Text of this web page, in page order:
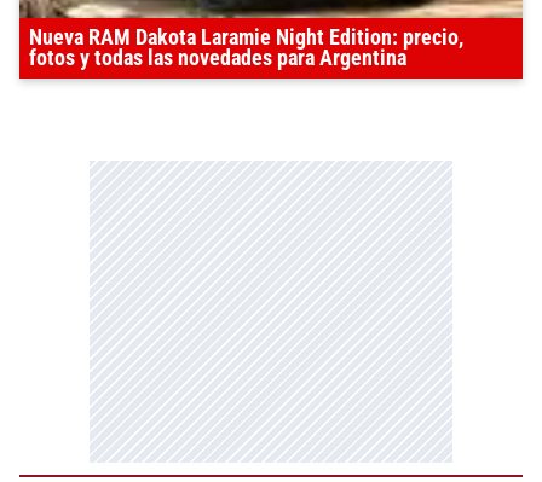
Nueva RAM Dakota Laramie Night Edition: precio,
fotos y todas las novedades para Argentina